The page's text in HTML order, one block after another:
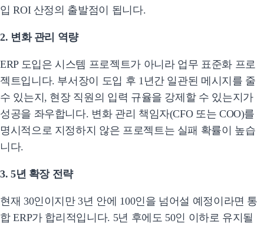
입 ROI 산정의 출발점이 됩니다.
2. 변화 관리 역량
ERP 도입은 시스템 프로젝트가 아니라 업무 표준화 프로
젝트입니다. 부서장이 도입 후 1년간 일관된 메시지를 줄
수 있는지, 현장 직원의 입력 규율을 강제할 수 있는지가
성공을 좌우합니다. 변화 관리 책임자(CFO 또는 COO)를
명시적으로 지정하지 않은 프로젝트는 실패 확률이 높습
니다.
3. 5년 확장 전략
현재 30인이지만 3년 안에 100인을 넘어설 예정이라면 통
합 ERP가 합리적입니다. 5년 후에도 50인 이하로 유지될